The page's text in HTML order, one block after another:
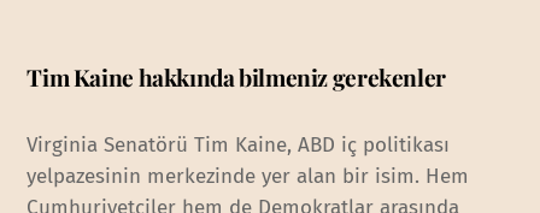
Tim Kaine hakkında bilmeniz gerekenler
Virginia Senatörü Tim Kaine, ABD iç politikası
yelpazesinin merkezinde yer alan bir isim. Hem
Cumhuriyetçiler hem de Demokratlar arasında